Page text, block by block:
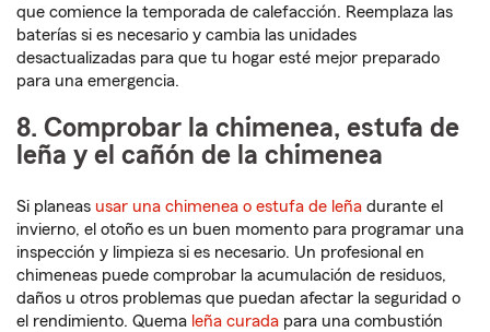
que comience la temporada de calefacción. Reemplaza las
baterías si es necesario y cambia las unidades
desactualizadas para que tu hogar esté mejor preparado
para una emergencia.
8. Comprobar la chimenea, estufa de
leña y el cañón de la chimenea
Si planeas usar una chimenea o estufa de leña durante el
invierno, el otoño es un buen momento para programar una
inspección y limpieza si es necesario. Un profesional en
chimeneas puede comprobar la acumulación de residuos,
daños u otros problemas que puedan afectar la seguridad o
el rendimiento. Quema leña curada para una combustión